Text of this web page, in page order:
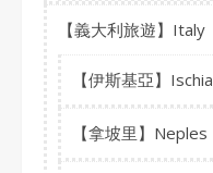
【義大利旅遊】Italy
【伊斯基亞】Ischia
【拿坡里】Neples